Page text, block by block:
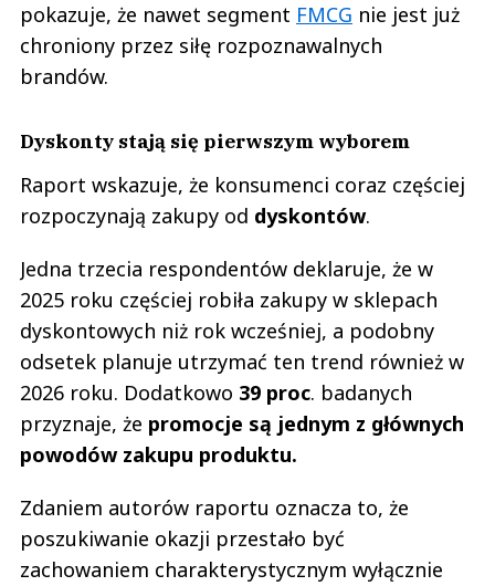
pokazuje, że nawet segment FMCG nie jest już
chroniony przez siłę rozpoznawalnych
brandów.
Dyskonty stają się pierwszym wyborem
Raport wskazuje, że konsumenci coraz częściej
rozpoczynają zakupy od dyskontów.
Jedna trzecia respondentów deklaruje, że w
2025 roku częściej robiła zakupy w sklepach
dyskontowych niż rok wcześniej, a podobny
odsetek planuje utrzymać ten trend również w
2026 roku. Dodatkowo 39 proc. badanych
przyznaje, że promocje są jednym z głównych
powodów zakupu produktu.
Zdaniem autorów raportu oznacza to, że
poszukiwanie okazji przestało być
zachowaniem charakterystycznym wyłącznie